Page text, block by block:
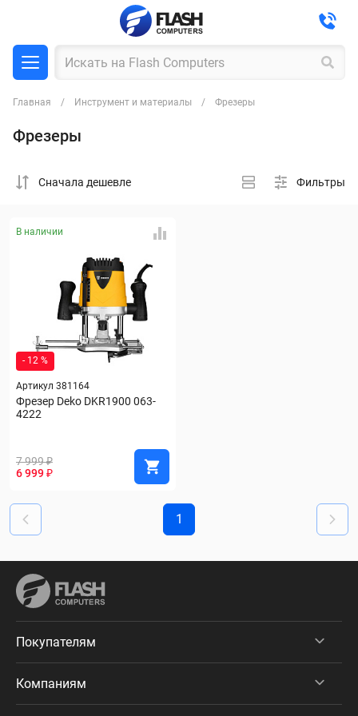
Главная Инструмент и материалы Фрезеры
Фрезеры
Cначала дешевле Фильтры
В наличии
- 12 %
Артикул 381164
Фрезер Deko DKR1900 063-
4222
7 999 ₽
6 999 ₽
1
Покупателям
Компаниям